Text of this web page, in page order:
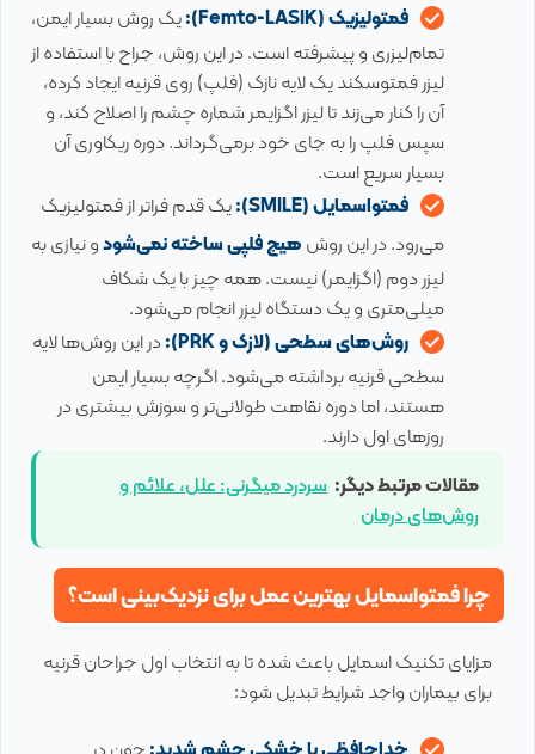
فمتولیزیک (Femto-LASIK
):یک روش بسیار ایمن،
تمام‌لیزری و پیشرفته است. در این روش، جراح با استفاده از
لیزر فمتوسکند یک لایه نازک (فلپ) روی قرنیه ایجاد کرده،
آن را کنار می‌زند تا لیزر اگزایمر شماره چشم را اصلاح کند، و
سپس فلپ را به جای خود برمی‌گرداند. دوره ریکاوری آن
بسیار سریع است.
فمتواسمایل (SMILE
):یک قدم فراتر از فمتولیزیک
می‌رود. در این روشهیچ فلپی ساخته نمی‌شودو نیازی به
لیزر دوم (اگزایمر) نیست. همه چیز با یک شکاف
میلی‌متری و یک دستگاه لیزر انجام می‌شود.
روش‌های سطحی (لازک وPRK
):در این روش‌ها لایه
سطحی قرنیه برداشته می‌شود. اگرچه بسیار ایمن
هستند، اما دوره نقاهت طولانی‌تر و سوزش بیشتری در
روزهای اول دارند.
مقالات مرتبط دیگر: سردرد میگرنی: علل، علائم و
روش‌های درمان
چرا فمتواسمایل بهترین عمل برای نزدیک‌بینی است؟
مزایای تکنیک اسمایل باعث شده تا به انتخاب اول جراحان قرنیه
برای بیماران واجد شرایط تبدیل شود: